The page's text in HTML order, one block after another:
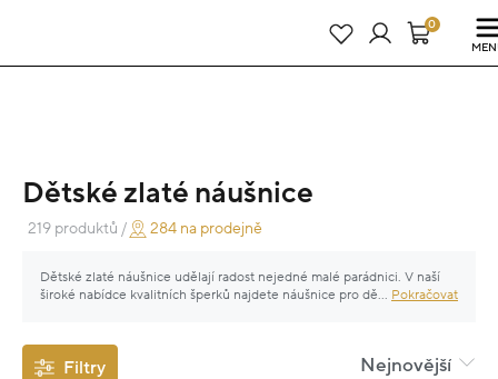
23 dní : 5h : 49m : 53s0
Dětské zlaté náušnice
219 produktů / 284 na prodejně
Dětské zlaté náušnice udělají radost nejedné malé parádnici. V naší
široké nabídce kvalitních šperků najdete náušnice pro děti ze žlutého,
řetízek či náramek a potěšte své blízké jedinečným zlatým šperkem.
... Pokračovat
Nejnovější
Filtry